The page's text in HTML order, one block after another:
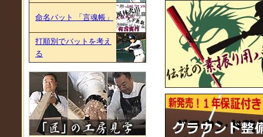
命名バット 「言魂帳」
打順別でバットを考え
る